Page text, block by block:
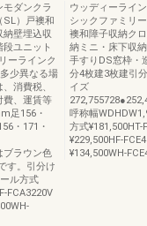
ダンクラ
SL）戸襖和
納壁埋込収
ユニット
ーラインク
少異なる場
消費税、
費、運賃等
足156・
・171・
ラウン色
す。引分け
ル方式
FCA3220V
ウッディーライ
シックファミリ
襖和障子収納ク
納ミニ・床下収
手すりDS窓枠・
分4枚建3枚建引
イズ
呼称幅
方式
¥229,500HF-
¥134,500WH-